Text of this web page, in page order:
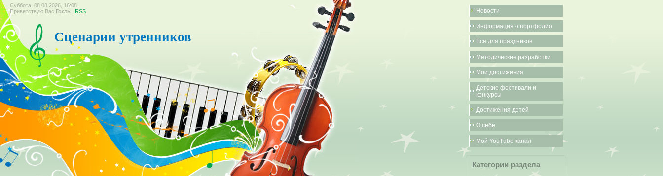
Суббота, 08.08.2026, 16:08
Приветствую Вас Гость | RSS
Сценарии утренников
Новости
Информация о портфолио
Все для праздников
Методические разработки
Мои достижения
Детские фестивали и
конкурсы
Достижения детей
О себе
Мой YouTube канал
Категории раздела